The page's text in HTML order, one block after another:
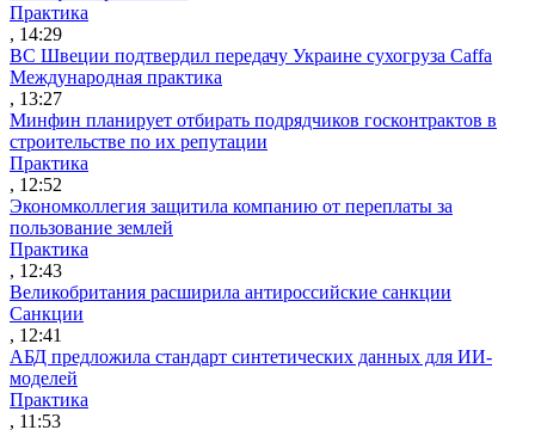
Практика
, 14:29
ВС Швеции подтвердил передачу Украине сухогруза Caffa
Международная практика
, 13:27
Минфин планирует отбирать подрядчиков госконтрактов в
строительстве по их репутации
Практика
, 12:52
Экономколлегия защитила компанию от переплаты за
пользование землей
Практика
, 12:43
Великобритания расширила антироссийские санкции
Санкции
, 12:41
АБД предложила стандарт синтетических данных для ИИ-
моделей
Практика
, 11:53